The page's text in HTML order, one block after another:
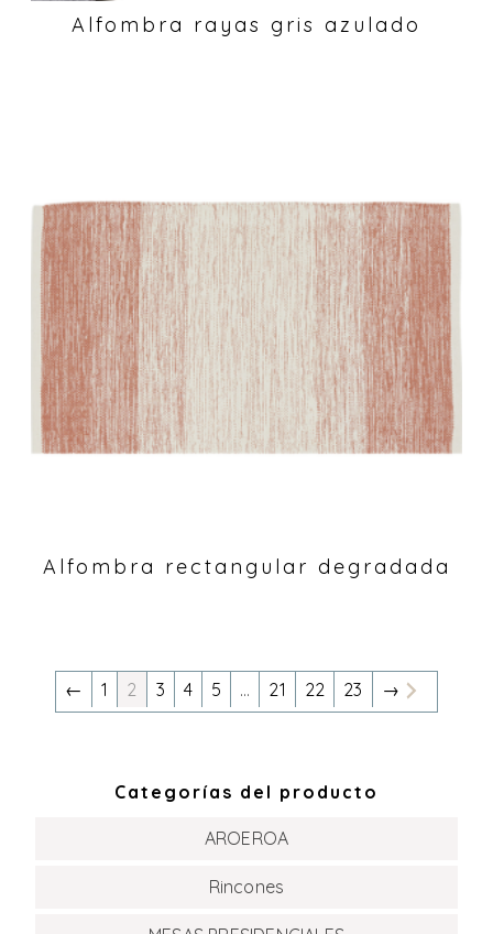
Alfombra rayas gris azulado
Alfombra rectangular degradada
← 1 2 3 4 5 … 21 22 23 →
Categorías del producto
AROEROA
Rincones